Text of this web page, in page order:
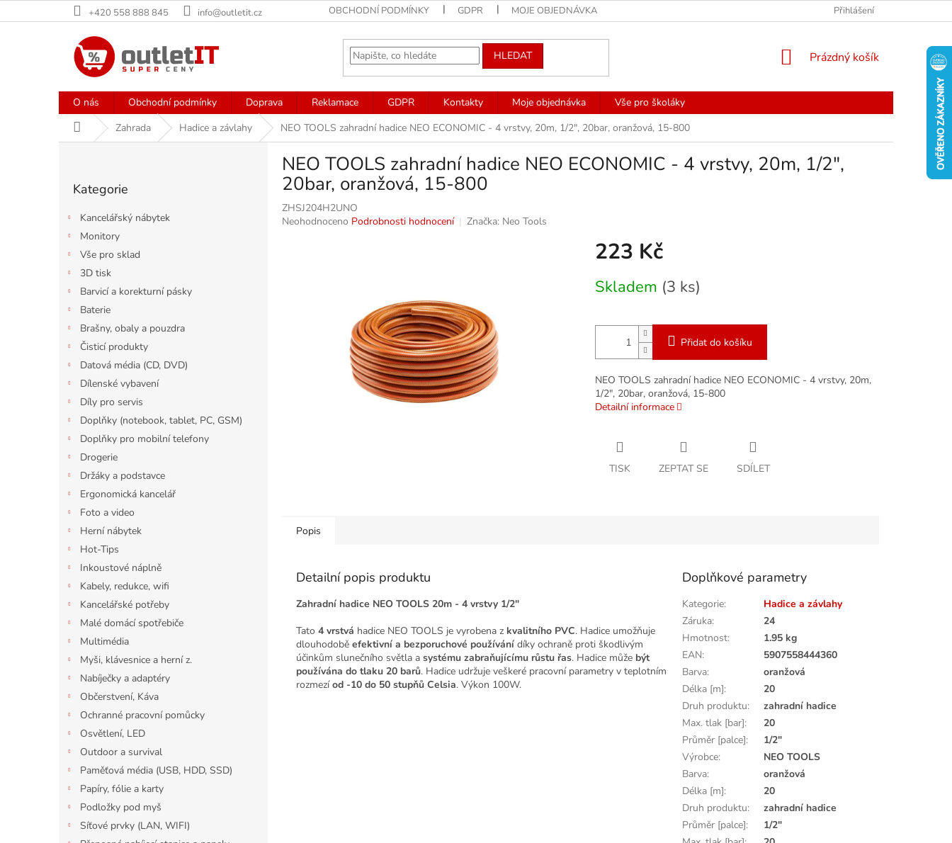
na
+420 558 888 845 info@outletit.cz OBCHODNÍ PODMÍNKY GDPR MOJE OBJEDNÁVKA Přihlášení
HLEDAT
NÁKUPNÍ
Prázdný košík
O nás Obchodní podmínky Doprava Reklamace GDPR Kontakty Moje objednávka
Vše pro školáky
Domů Zahrada Hadice a závlahy NEO TOOLS zahradní hadice NEO ECONOMIC - 4 vrstvy, 20m, 1/2", 20bar, oranžová, 15-800
kategorie
Kategorie
Kancelářský nábytek
Monitory
Vše pro sklad
3D tisk
Barvicí a korekturní pásky
Baterie
Brašny, obaly a pouzdra
Čisticí produkty
Datová média (CD, DVD)
Dílenské vybavení
Díly pro servis
Doplňky (notebook, tablet, PC, GSM)
Doplňky pro mobilní telefony
Drogerie
Držáky a podstavce
Ergonomická kancelář
Foto a video
Herní nábytek
Hot-Tips
Inkoustové náplně
Kabely, redukce, wifi
Kancelářské potřeby
Malé domácí spotřebiče
Multimédia
Myši, klávesnice a herní z.
Nabíječky a adaptéry
Občerstvení, Káva
Ochranné pracovní pomůcky
Osvětlení, LED
Outdoor a survival
Paměťová média (USB, HDD, SSD)
Papíry, fólie a karty
Podložky pod myš
Síťové prvky (LAN, WIFI)
NEO TOOLS zahradní hadice NEO ECONOMIC - 4 vrstvy, 20m, 1/2",
20bar, oranžová, 15-800
ZHSJ204H2UNO
Průměrné
Neohodnoceno Podrobnosti hodnocení Značka: Neo Tools
223 Kč
cena:
Skladem (3 ks)
Přidat do košíku
NEO TOOLS zahradní hadice NEO ECONOMIC - 4 vrstvy, 20m,
1/2", 20bar, oranžová, 15-800
Detailní informace
TISK ZEPTAT SE SDÍLET
Popis
Detailní popis produktu
Zahradní hadice NEO TOOLS 20m - 4 vrstvy 1/2"
Tato 4 vrstvá hadice NEO TOOLS je vyrobena z kvalitního PVC. Hadice umožňuje
dlouhodobě efektivní a bezporuchové používání díky ochraně proti škodlivým
účinkům slunečního světla a systému zabraňujícímu růstu řas. Hadice může být
používána do tlaku 20 barů. Hadice udržuje veškeré pracovní parametry v teplotním
rozmezíod -10 do 50 stupňů Celsia. Výkon 100W.
Doplňkové parametry
Kategorie:
Hadice a závlahy
Záruka:
24
Hmotnost:
1.95 kg
EAN:
5907558444360
Barva:
oranžová
Délka [m]:
20
Druh produktu:
zahradní hadice
Max. tlak [bar]:
20
Průměr [palce]:
1/2"
Výrobce:
NEO TOOLS
Barva:
oranžová
Délka [m]:
20
Druh produktu:
zahradní hadice
Průměr [palce]:
1/2"